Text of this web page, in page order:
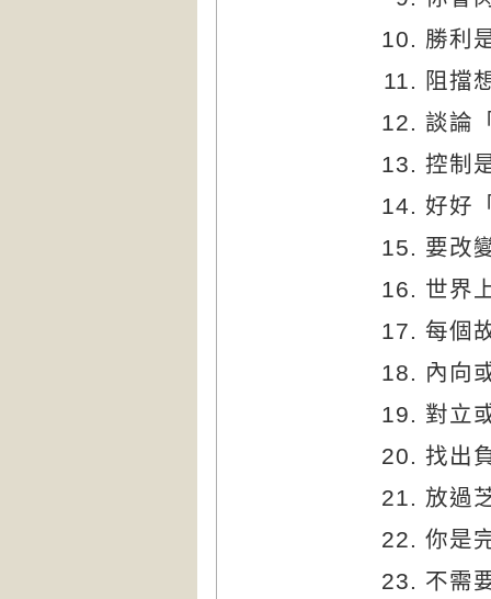
勝利
阻擋
談論
控制
好好
要改
世界
每個
內向
對立
找出
放過
你是
不需